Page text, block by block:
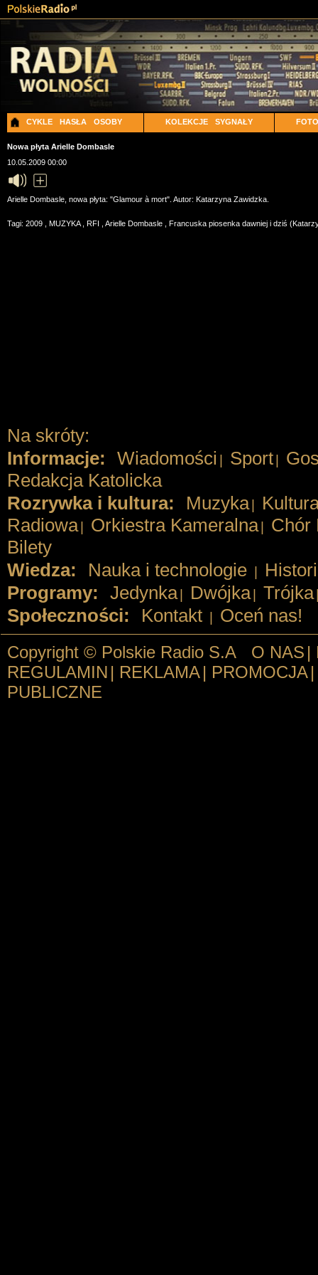
CYKLE HASŁA OSOBY KOLEKCJE SYGNAŁY FOTO
Nowa płyta Arielle Dombasle
10.05.2009 00:00
Arielle Dombasle, nowa płyta: "Glamour à mort". Autor: Katarzyna Zawidzka.
Tagi: 2009 MUZYKA RFI Arielle Dombasle Francuska piosenka dawniej i dziś
Na skróty:
Informacje: Wiadomości Sport
Redakcja Katolicka
Rozrywka i kultura:
Muzyka
Radiowa
Orkiestra Kameralna
Chór
Bilety
Wiedza:
Nauka i technologie
Programy: Jedynka Dwójka Trójka
Społeczności: Kontakt Oceń nas!
Copyright © Polskie Radio S.A O NAS |
REGULAMIN | REKLAMA | PROMOCJA |
PUBLICZNE